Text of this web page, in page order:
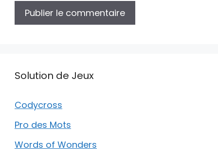
Solution de Jeux
Codycross
Pro des Mots
Words of Wonders